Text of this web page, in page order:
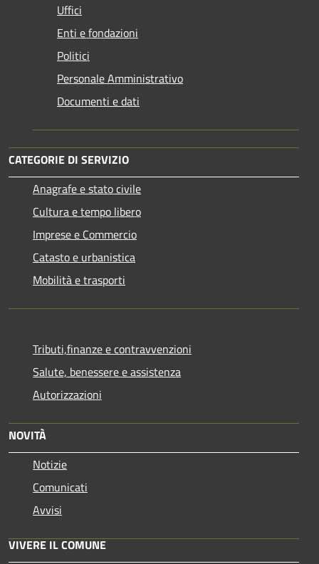
Uffici
Enti e fondazioni
Politici
Personale Amministrativo
Documenti e dati
CATEGORIE DI SERVIZIO
Anagrafe e stato civile
Cultura e tempo libero
Imprese e Commercio
Catasto e urbanistica
Mobilità e trasporti
Tributi,finanze e contravvenzioni
Salute, benessere e assistenza
Autorizzazioni
NOVITÀ
Notizie
Comunicati
Avvisi
VIVERE IL COMUNE